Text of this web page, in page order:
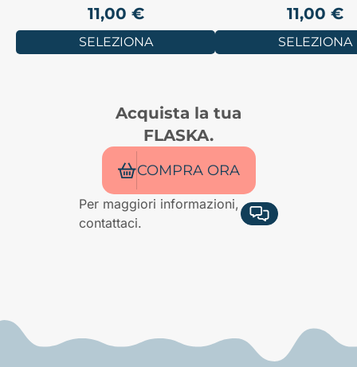
11,00 €
SELEZIONA
11,00 €
SELEZIONA
Acquista la tua
FLASKA.
COMPRA ORA
Per maggiori informazioni,
contattaci.